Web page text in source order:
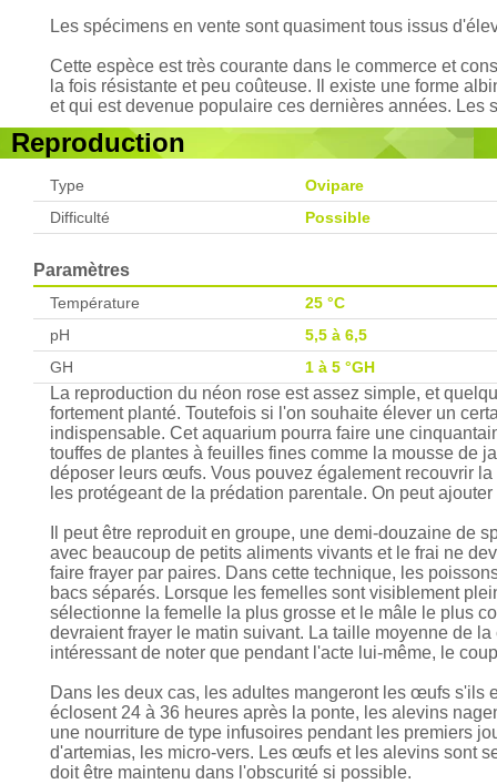
Les spécimens en vente sont quasiment tous issus
Cette espèce est très courante dans le commerce et
la fois résistante et peu coûteuse. Il existe une forme
et qui est devenue populaire ces dernières années. Les
Reproduction
Type
Ovipare
Difficulté
Possible
Paramètres
Température
25 °C
pH
5,5 à 6,5
GH
1 à 5 °GH
La reproduction du néon rose est assez simple, et
fortement planté. Toutefois si l'on souhaite élever un
indispensable. Cet aquarium pourra faire une
touffes de plantes à feuilles fines comme la mousse de
déposer leurs œufs. Vous pouvez également recouvrir
les protégeant de la prédation parentale. On peut
Il peut être reproduit en groupe, une demi-douzaine de
avec beaucoup de petits aliments vivants et le frai ne
faire frayer par paires. Dans cette technique, les
bacs séparés. Lorsque les femelles sont visiblement
sélectionne la femelle la plus grosse et le mâle le plus
devraient frayer le matin suivant. La taille moyenne de
intéressant de noter que pendant l'acte lui-même, le
Dans les deux cas, les adultes mangeront les œufs s'ils
éclosent 24 à 36 heures après la ponte, les alevins
une nourriture de type infusoires pendant les premiers
d'artemias, les micro-vers. Les œufs et les alevins sont
doit être maintenu dans l'obscurité si possible.